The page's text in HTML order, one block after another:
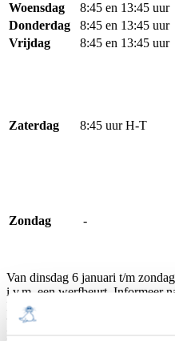
Woensdag
8:45 en 13:45 uur
Donderdag
8:45 en 13:45 uur
Vrijdag
8:45 en 13:45 uur
Zaterdag 8:45 uur H-T
Zondag -
Van dinsdag 6 januari t/m
i.v.m. een werfbeurt. Informeer
In week 23, 24 en 26 zijn er
uur H-T en 20.45 uur T-H.
In week 23 en 26 zijn er ook